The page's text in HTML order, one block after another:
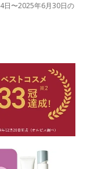
日〜2025年6月30日の